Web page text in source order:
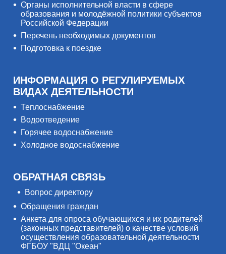
Органы исполнительной власти в сфере
образования и молодёжной политики субъектов
Российской Федерации
Перечень необходимых документов
Подготовка к поездке
ИНФОРМАЦИЯ О РЕГУЛИРУЕМЫХ
ВИДАХ ДЕЯТЕЛЬНОСТИ
Теплоснабжение
Водоотведение
Горячее водоснабжение
Холодное водоснабжение
ОБРАТНАЯ СВЯЗЬ
Вопрос директору
Обращения граждан
Анкета для опроса обучающихся и их родителей
(законных представителей) о качестве условий
осуществления образовательной деятельности
ФГБОУ "ВДЦ "Океан"